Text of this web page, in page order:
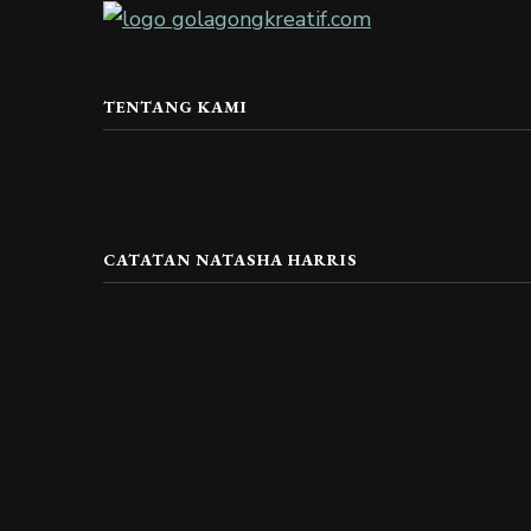
TENTANG KAMI
CATATAN NATASHA HARRIS